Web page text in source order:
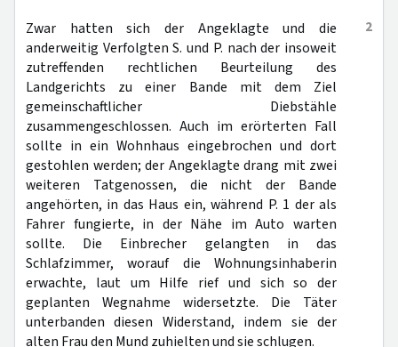
2
Zwar hatten sich der Angeklagte und die
anderweitig Verfolgten S. und P. nach der insoweit
zutreffenden rechtlichen Beurteilung des
Landgerichts zu einer Bande mit dem Ziel
gemeinschaftlicher Diebstähle
zusammengeschlossen. Auch im erörterten Fall
sollte in ein Wohnhaus eingebrochen und dort
gestohlen werden; der Angeklagte drang mit zwei
weiteren Tatgenossen, die nicht der Bande
angehörten, in das Haus ein, während P. 1 der als
Fahrer fungierte, in der Nähe im Auto warten
sollte. Die Einbrecher gelangten in das
Schlafzimmer, worauf die Wohnungsinhaberin
erwachte, laut um Hilfe rief und sich so der
geplanten Wegnahme widersetzte. Die Täter
unterbanden diesen Widerstand, indem sie der
alten Frau den Mund zuhielten und sie schlugen.